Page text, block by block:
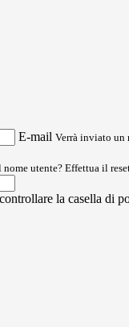
E-mail Verrà inviato un
utente? Effettua il
la casella di